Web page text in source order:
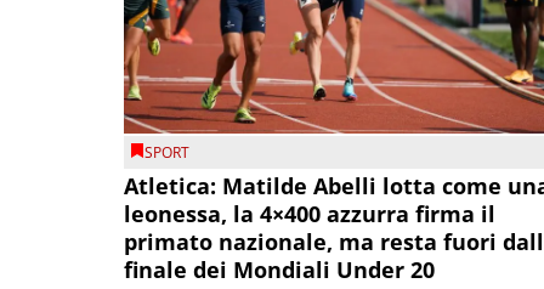
SPORT
Atletica: Matilde Abelli lotta come
leonessa, la 4×400 azzurra firma il
primato nazionale, ma resta fuori
finale dei Mondiali Under 20